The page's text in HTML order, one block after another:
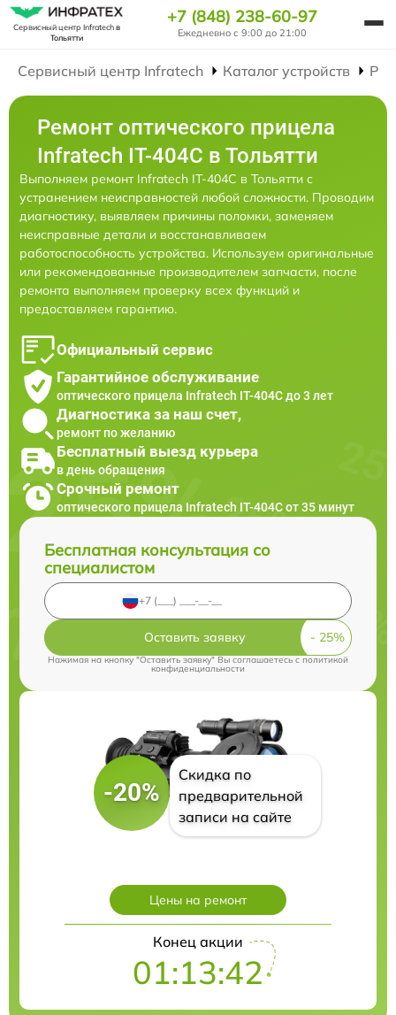
Сервисный центр Infratechв
Тольятти
+7 (848) 238-60-97
Ежедневно с 9:00 до 21:00
Сервисный центр Infratech Каталог устройств
Ремонт оптического прицела
Infratech IT-404C в Тольятти
Выполняем ремонт Infratech IT-404C в Тольятти с
устранением неисправностей любой сложности. Проводим
диагностику, выявляем причины поломки, заменяем
неисправные детали и восстанавливаем
работоспособность устройства. Используем оригинальные
или рекомендованные производителем запчасти, после
ремонта выполняем проверку всех функций и
предоставляем гарантию.
Официальный сервис
Гарантийное обслуживание
оптического прицела Infratech IT-404C до 3 лет
Диагностика за наш счет,
ремонт по желанию
Бесплатный выезд курьера
в день обращения
Срочный ремонт
оптического прицела Infratech IT-404C от 35 минут
Бесплатная консультация со
специалистом
Оставить заявку
Нажимая на кнопку "Оставить заявку" Вы соглашаетесь cполитикой
конфиденциальности
-20%
Скидка по
предварительной
записи на сайте
Цены на ремонт
Конец акции
01:13:41